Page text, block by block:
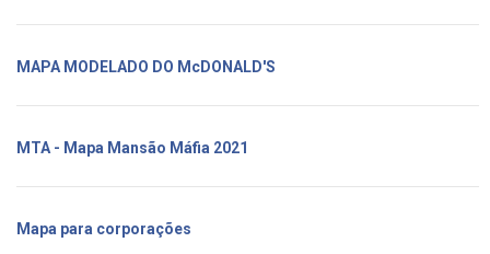
MAPA MODELADO DO McDONALD'S
MTA - Mapa Mansão Máfia 2021
Mapa para corporações